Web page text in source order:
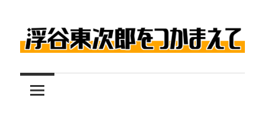
ン
テ
ツ
浮
谷
伝
説